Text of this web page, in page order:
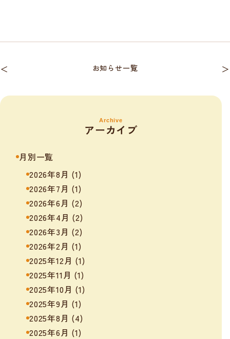
＜ お知らせ一覧 ＞
Archive
アーカイブ
月別一覧
2026年8月 (1)
2026年7月 (1)
2026年6月 (2)
2026年4月 (2)
2026年3月 (2)
2026年2月 (1)
2025年12月 (1)
2025年11月 (1)
2025年10月 (1)
2025年9月 (1)
2025年8月 (4)
2025年6月 (1)